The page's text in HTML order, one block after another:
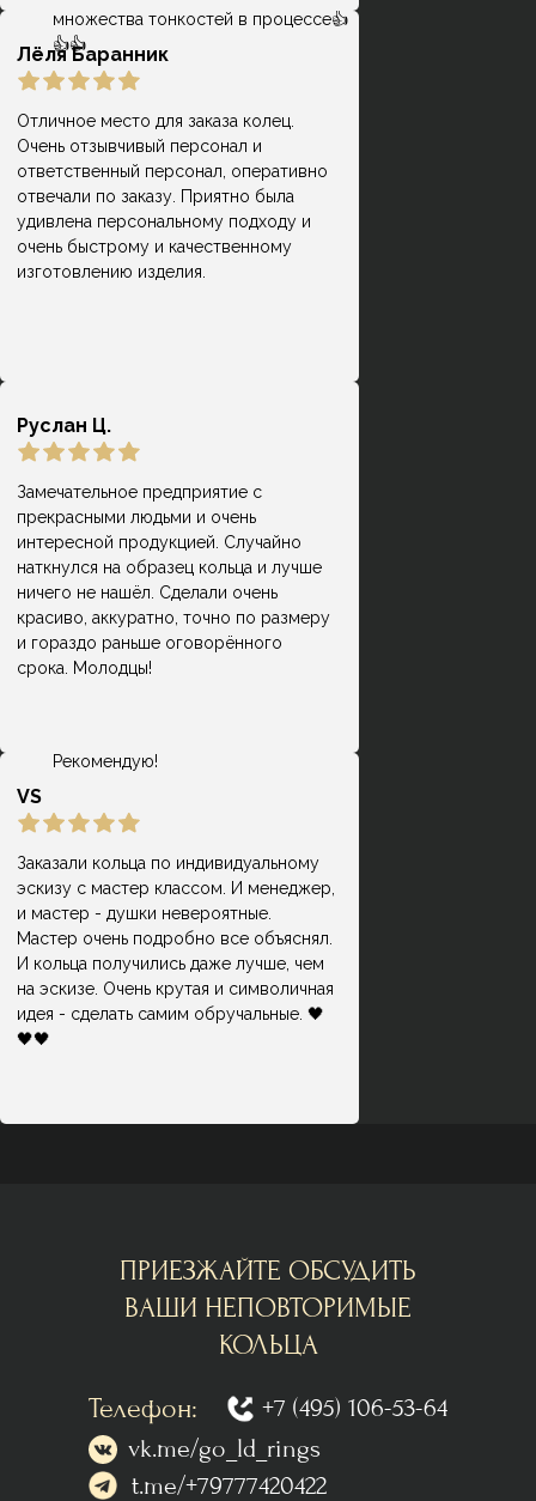
Отличное место для заказа колец.
Очень отзывчивый персонал и
ответственный персонал, оперативно
отвечали по заказу. Приятно была
удивлена персональному подходу и
очень быстрому и качественному
изготовлению изделия.
Лёля Баранник
множества тонкостей в процессе👍
👍👍
Замечательное предприятие с
прекрасными людьми и очень
интересной продукцией. Случайно
наткнулся на образец кольца и лучше
ничего не нашёл. Сделали очень
красиво, аккуратно, точно по размеру
и гораздо раньше оговорённого
срока. Молодцы!
Руслан Ц.
Кольца классные, причем, делают
оперативно, есть своя система
лояльности и скидок, что весьма
приятно) Мне на помолвку молодой
человек заказывал кольцо, но
Гузель
Заказали кольца по индивидуальному
эскизу с мастер классом. И менеджер,
и мастер - душки невероятные.
Мастер очень подробно все объяснял.
И кольца получились даже лучше, чем
на эскизе. Очень крутая и символичная
идея - сделать самим обручальные. 🖤
🖤🖤
VS
Замечательное место! Долго искала,
где можно сделать интересные
кольца из своего металла. Очень
благодарна мастеру и
администратору, которые
достаточно подробно отвечали на
Рекомендую!
Раиса Дёмкина
ПРИЕЗЖАЙТЕ ОБСУДИТЬ
ВАШИ НЕПОВТОРИМЫЕ
КОЛЬЦА
Телефон:
+7 (495) 106-53-64
vk.me/go_ld_rings
t.me/+79777420422